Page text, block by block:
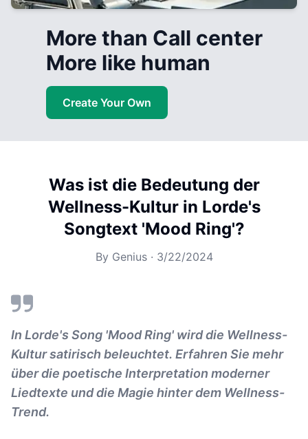
More than Call center
More like human
Create Your Own
Was ist die Bedeutung der
Wellness-Kultur in Lorde's
Songtext 'Mood Ring'?
By Genius· 3/22/2024
In Lorde's Song 'Mood Ring' wird die Wellness-
Kultur satirisch beleuchtet. Erfahren Sie mehr
über die poetische Interpretation moderner
Liedtexte und die Magie hinter dem Wellness-
Trend.